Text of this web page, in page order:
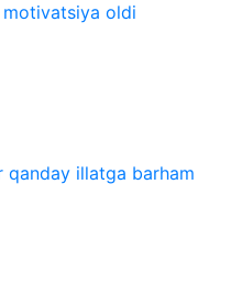
motivatsiya oldi
qanday illatga barham